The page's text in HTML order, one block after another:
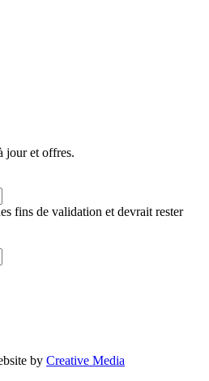
jour et offres.
fins de validation et devrait rester
by Creative Media